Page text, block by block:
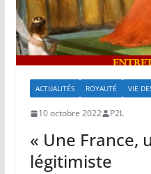
ACTUALITÉS ROYAUTÉ VIE
10 octobre 2022 P2L
« Une France,
légitimiste